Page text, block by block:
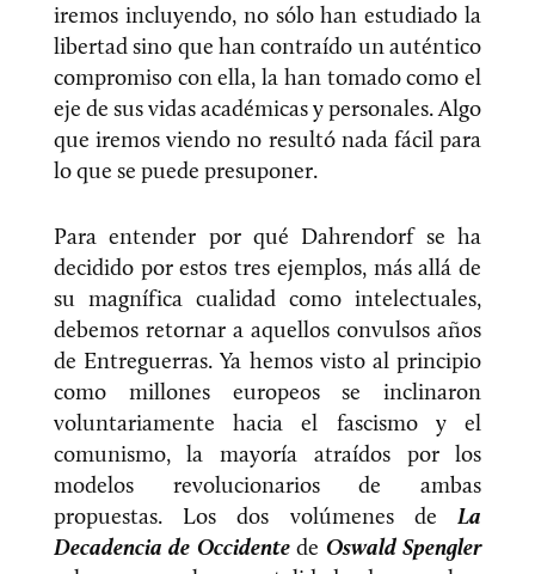
iremos incluyendo, no sólo han estudiado la
libertad sino que han contraído un auténtico
compromiso con ella, la han tomado como el
eje de sus vidas académicas y personales. Algo
que iremos viendo no resultó nada fácil para
lo que se puede presuponer.
Para entender por qué Dahrendorf se ha
decidido por estos tres ejemplos, más allá de
su magnífica cualidad como intelectuales,
debemos retornar a aquellos convulsos años
de Entreguerras. Ya hemos visto al principio
como millones europeos se inclinaron
voluntariamente hacia el fascismo y el
comunismo, la mayoría atraídos por los
modelos revolucionarios de ambas
propuestas. Los dos volúmenes deLa
Decadencia de Occidentede Oswald Spengler